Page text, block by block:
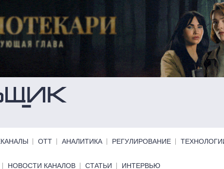
ОТТ АНАЛИТИКА РЕГУЛИРОВАНИЕ
НОВОСТИ КАНАЛОВ СТАТЬИ ИНТЕРВЬЮ